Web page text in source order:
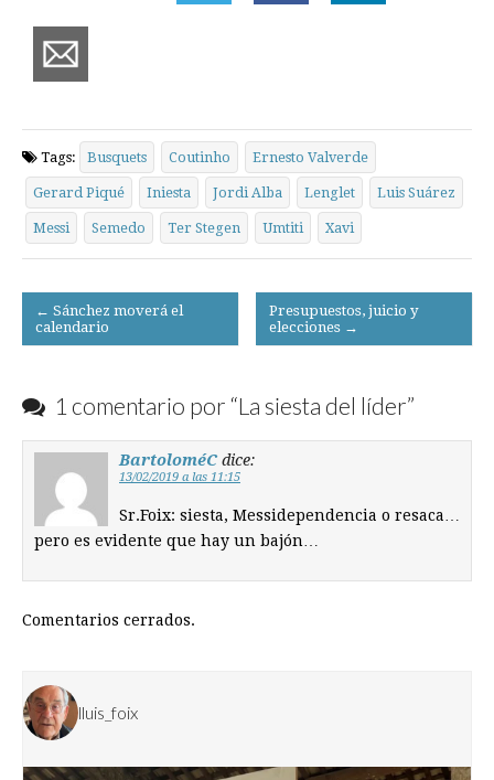
Tags: Busquets Coutinho Ernesto Valverde
Gerard Piqué Iniesta Jordi Alba Lenglet Luis Suárez
Messi Semedo Ter Stegen Umtiti Xavi
Post
navigation
← Sánchez moverá el
calendario
Presupuestos, juicio y
elecciones →
1 comentario por “La siesta del líder”
BartoloméC dice:
13/02/2019 a las 11:15
Sr.Foix: siesta, Messidependencia o resaca…
pero es evidente que hay un bajón…
Comentarios cerrados.
lluis_foix